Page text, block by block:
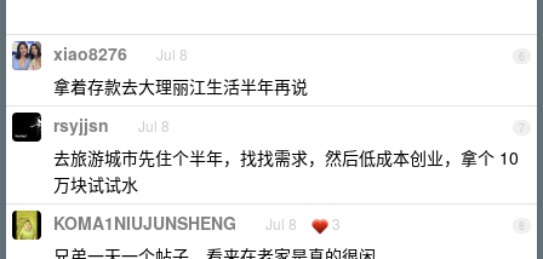
6
xiao8276 Jul 8
拿着存款去大理丽江生活半年再说
7
rsyjjsn Jul 8
去旅游城市先住个半年，找找需求，然后低成本创业，拿个 10
万块试试水
8
KOMA1NIUJUNSHENG Jul 8 3